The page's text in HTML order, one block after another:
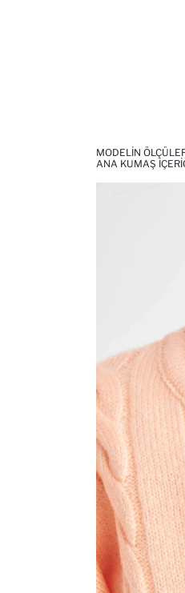
MODELIN
ANA KUMAŞ